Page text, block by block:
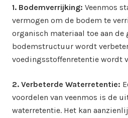
1. Bodemverrijking: Veenmos
vermogen om de bodem te
organisch materiaal toe aan de
bodemstructuur wordt
voedingsstoffenretentie wordt
2. Verbeterde Waterretentie:
voordelen van veenmos is de
waterretentie. Het kan